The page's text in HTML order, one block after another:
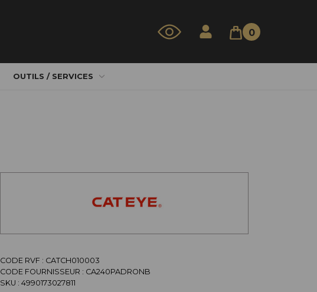
0
OUTILS / SERVICES
CODE RVF : CATCH010003
CODE FOURNISSEUR : CA240PADRONB
SKU :4990173027811